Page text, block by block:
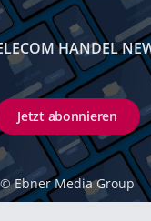
HANDEL
Jetzt abonnieren
© Ebner Media Group